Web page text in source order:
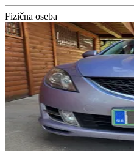
Fizična oseba